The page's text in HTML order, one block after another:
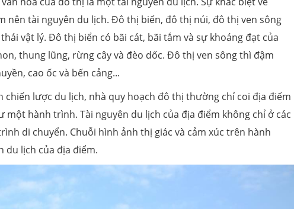
nên tài nguyên du lịch. Đô thị biển, đô thị núi, đô thị ven sông
vật lý. Đô thị biển có bãi cát, bãi tắm và sự khoáng đạt của
thung lũng, rừng cây và đèo dốc. Đô thị ven sông thì đậm
cao ốc và bến cảng...
lược du lịch, nhà quy hoạch đô thị thường chỉ coi địa điểm
hành trình. Tài nguyên du lịch của địa điểm không chỉ ở các
di chuyển. Chuỗi hình ảnh thị giác và cảm xúc trên hành
du lịch của địa điểm.